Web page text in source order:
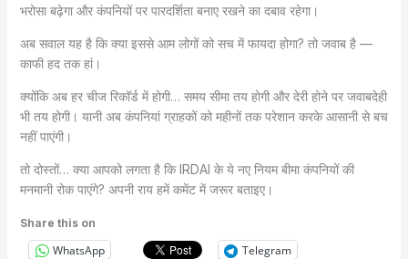
भरोसा बढ़ेगा और कंपनियों पर पारदर्शिता बनाए रखने का दबाव रहेगा।
अब सवाल यह है कि क्या इससे आम लोगों को सच में फायदा होगा? तो जवाब है —
काफी हद तक हां।
क्योंकि अब हर चीज रिकॉर्ड में होगी… समय सीमा तय होगी और देरी होने पर जवाबदेही
भी तय होगी। यानी अब कंपनियां ग्राहकों को महीनों तक परेशान करके आसानी से बच
नहीं पाएंगी।
तो दोस्तों… क्या आपको लगता है कि IRDAI के ये नए नियम बीमा कंपनियों की
मनमानी रोक पाएंगे? अपनी राय हमें कमेंट में जरूर बताइए।
Share this on
WhatsApp
Telegram